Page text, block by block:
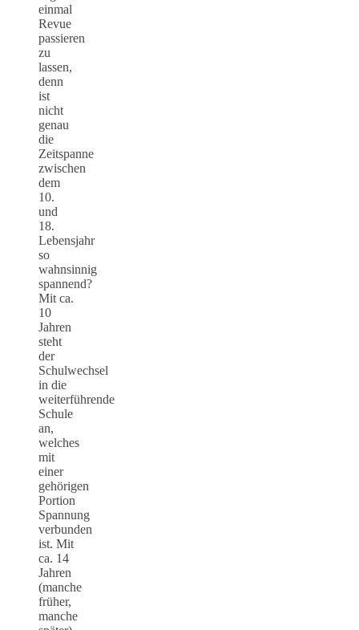
einmal
Revue
passieren
zu
lassen,
denn
ist
nicht
genau
die
Zeitspanne
zwischen
dem
10.
und
18.
Lebensjahr
so
wahnsinnig
spannend?
Mit ca.
10
Jahren
steht
der
Schulwechsel
in die
weiterführende
Schule
an,
welches
mit
einer
gehörigen
Portion
Spannung
verbunden
ist. Mit
ca. 14
Jahren
(manche
früher,
manche